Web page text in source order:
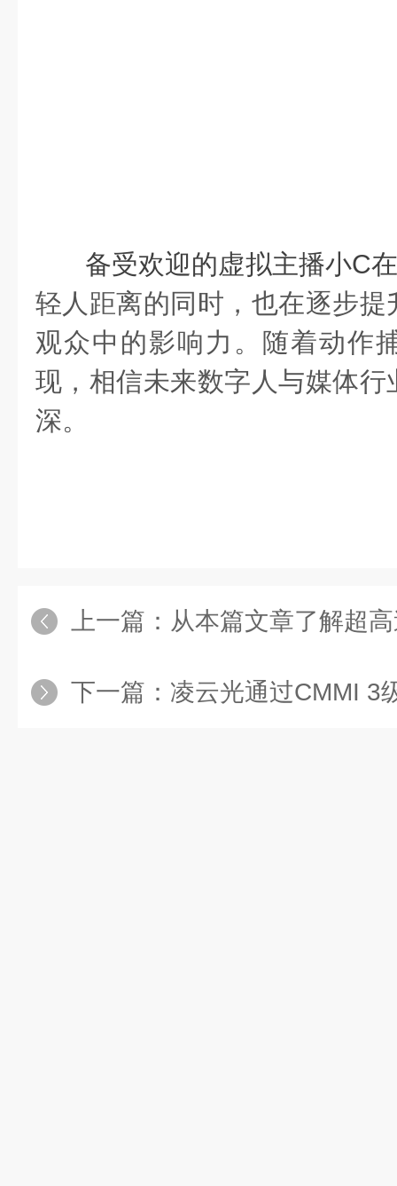
备受欢迎的虚拟主播小C
轻人距离的同时，也在逐步
观众中的影响力。随着动作
现，相信未来数字人与媒体
深。
上一篇： 从本篇文章了解超
下一篇： 凌云光通过CMMI 3级认